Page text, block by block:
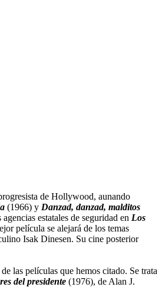
de Hollywood, aunando
(1966) y Danzad, danzad, malditos
estatales de seguridad en Los
película se alejará de los temas
Isak Dinesen. Su cine posterior
las películas que hemos citado. Se trata
del presidente (1976), de Alan J.